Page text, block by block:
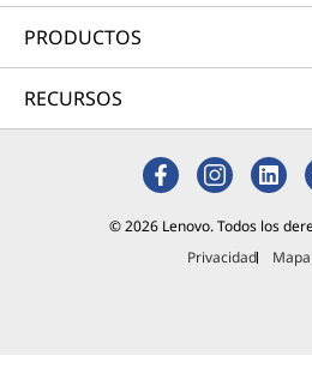
colección.
Tal vez
hasta un
par de
auriculare
s Beats o
Monster
cuando
PRODUCTOS
RECURSOS
© 2026 Lenovo. Todos los
Privacidad